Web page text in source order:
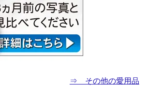
⇒ その他の愛用品